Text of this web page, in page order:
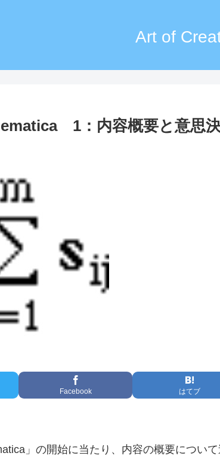
Art of
1：内容概要と意思
Facebook はてブ
」の開始に当たり、内容の概要につい